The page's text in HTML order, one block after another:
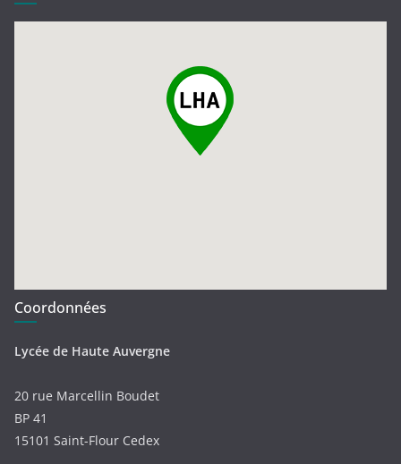
Coordonnées
Lycée de Haute Auvergne
20 rue Marcellin Boudet
BP 41
15101 Saint-Flour Cedex